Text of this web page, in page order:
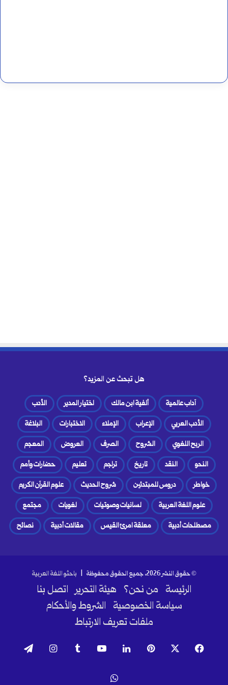
هل تبحث عن المزيد؟
آداب عالمية ألفية ابن مالك اختيار المدير
الأدب
الأدب العربي
الإعراب الإملاء الاختبارات
البلاغة
الربح اللغوي
الشروح الصرف العروض
المعجم
النحو
النقد تاريخ تراجم تعليم
حضارات وأمم
خواطر
دروس للمبتدئين شروح الحديث
علوم القرآن الكريم
علوم اللغة العربية
لسانيات وصوتيات لغويات
مجتمع
مصطلحات أدبية
معلقة امرئ القيس مقالات أدبية نصائح
© حقوق النشر 2026، جميع الحقوق محفوظة | باحثو اللغة العربية
الرئيسة من نحن؟ هيئة التحرير اتصل بنا
سياسة الخصوصية الشروط والأحكام
ملفات تعريف الارتباط
فيسبوك بينتيريست لينكدإن ‫YouTube انستقرام